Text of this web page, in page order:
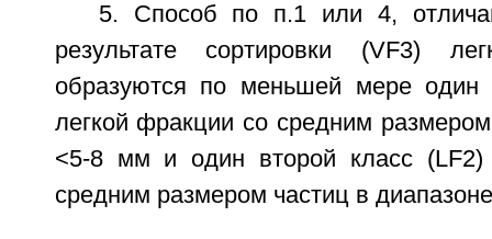
5. Способ по п.1 или 4,
результате сортировки (VF3)
образуются по меньшей мере один
легкой фракции со средним
<5-8 мм и один второй класс (LF2)
средним размером частиц в